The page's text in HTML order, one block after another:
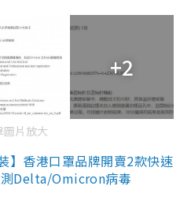
+2
圖片放大
】香港口罩品牌開賣2款快速
Delta/Omicron病毒